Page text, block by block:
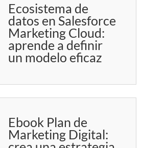
Ecosistema de
datos en Salesforce
Marketing Cloud:
aprende a definir
un modelo eficaz
Ebook Plan de
Marketing Digital: